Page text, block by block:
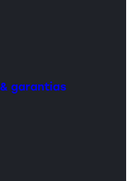
garantias